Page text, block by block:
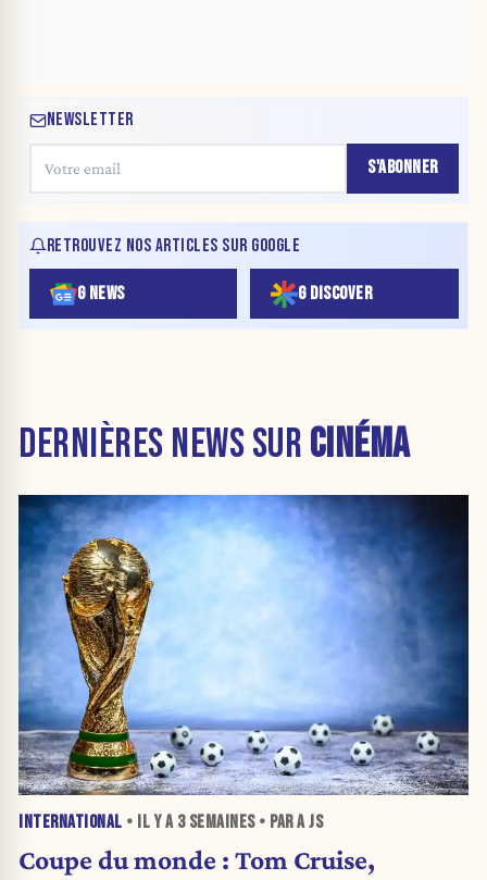
NEWSLETTER
S'ABONNER
RETROUVEZ NOS ARTICLES SUR GOOGLE
G NEWS G DISCOVER
DERNIÈRES NEWS SUR CINÉMA
INTERNATIONAL • IL Y A 3 SEMAINES• PAR A JS
Coupe du monde : Tom Cruise,